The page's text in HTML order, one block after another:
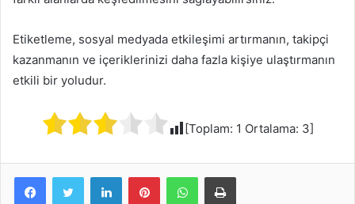
Etiketleme, sosyal medyada etkileşimi artırmanın, takipçi
kazanmanın ve içeriklerinizi daha fazla kişiye ulaştırmanın
etkili bir yoludur.
[Toplam: 1 Ortalama: 3]
FacebookTwitter LinkedInPinterestWhatsAppYazdır